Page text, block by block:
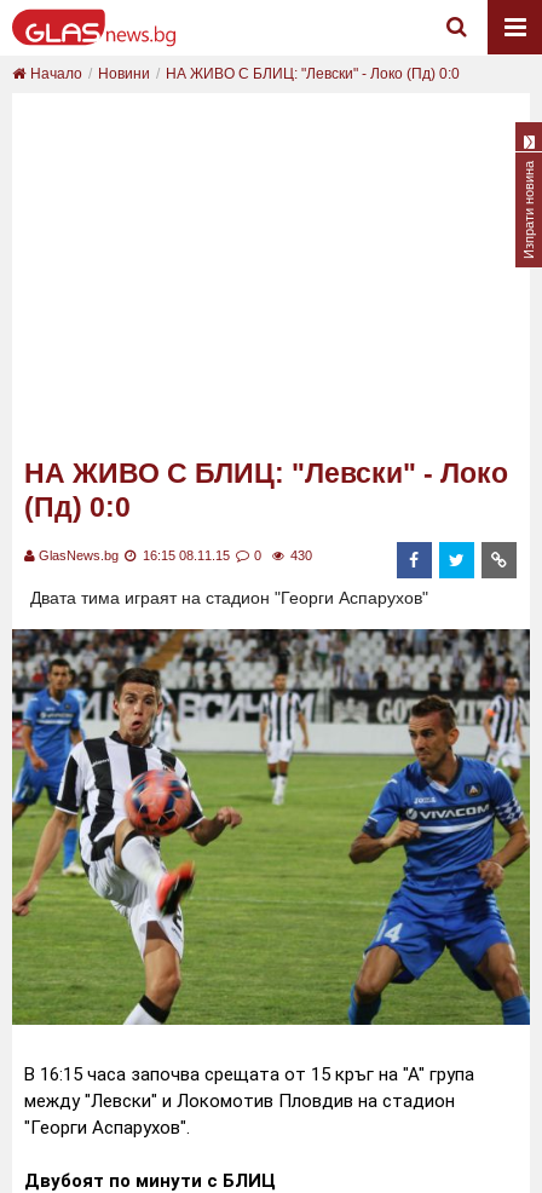
Начало Новини НА ЖИВО С БЛИЦ: "Левски" - Локо (Пд) 0:0
НА ЖИВО С БЛИЦ: "Левски" - Локо
(Пд) 0:0
GlasNews.bg 16:15 08.11.15 0 430
Двата тима играят на стадион "Георги Аспарухов"
В 16:15 часа започва срещата от 15 кръг на "А" група
между "Левски" и Локомотив Пловдив на стадион
"Георги Аспарухов".
Двубоят по минути с БЛИЦ
Изпрати новина